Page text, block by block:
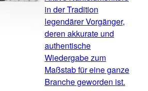
in der Tradition
legendärer Vorgänger,
deren akkurate und
authentische
Wiedergabe zum
Maßstab für eine ganze
Branche geworden ist.